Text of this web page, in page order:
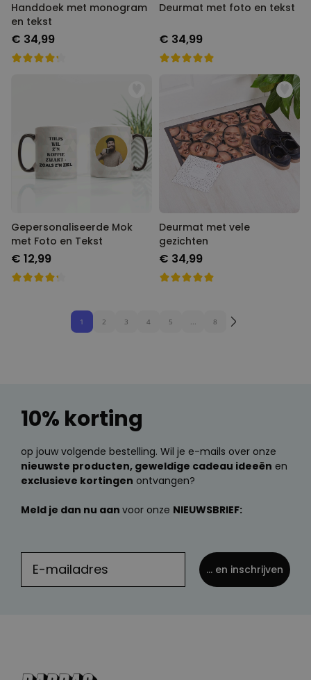
Handdoek met monogram
en tekst
€ 34,99
Deurmat met foto en tekst
€ 34,99
Gepersonaliseerde Mok
met Foto en Tekst
€ 12,99
Deurmat met vele
gezichten
€ 34,99
1 2 3 4 5 ... 8
10% korting
op jouw volgende bestelling. Wil je e-mails over onze
nieuwste producten, geweldige cadeau ideeën en
exclusieve kortingen ontvangen?
Meld je dan nu aan voor onze NIEUWSBRIEF:
... en inschrijven